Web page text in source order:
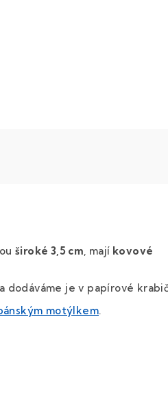
široké 3,5 cm , mají kovové
a dodáváme je v papírové
motýlkem.